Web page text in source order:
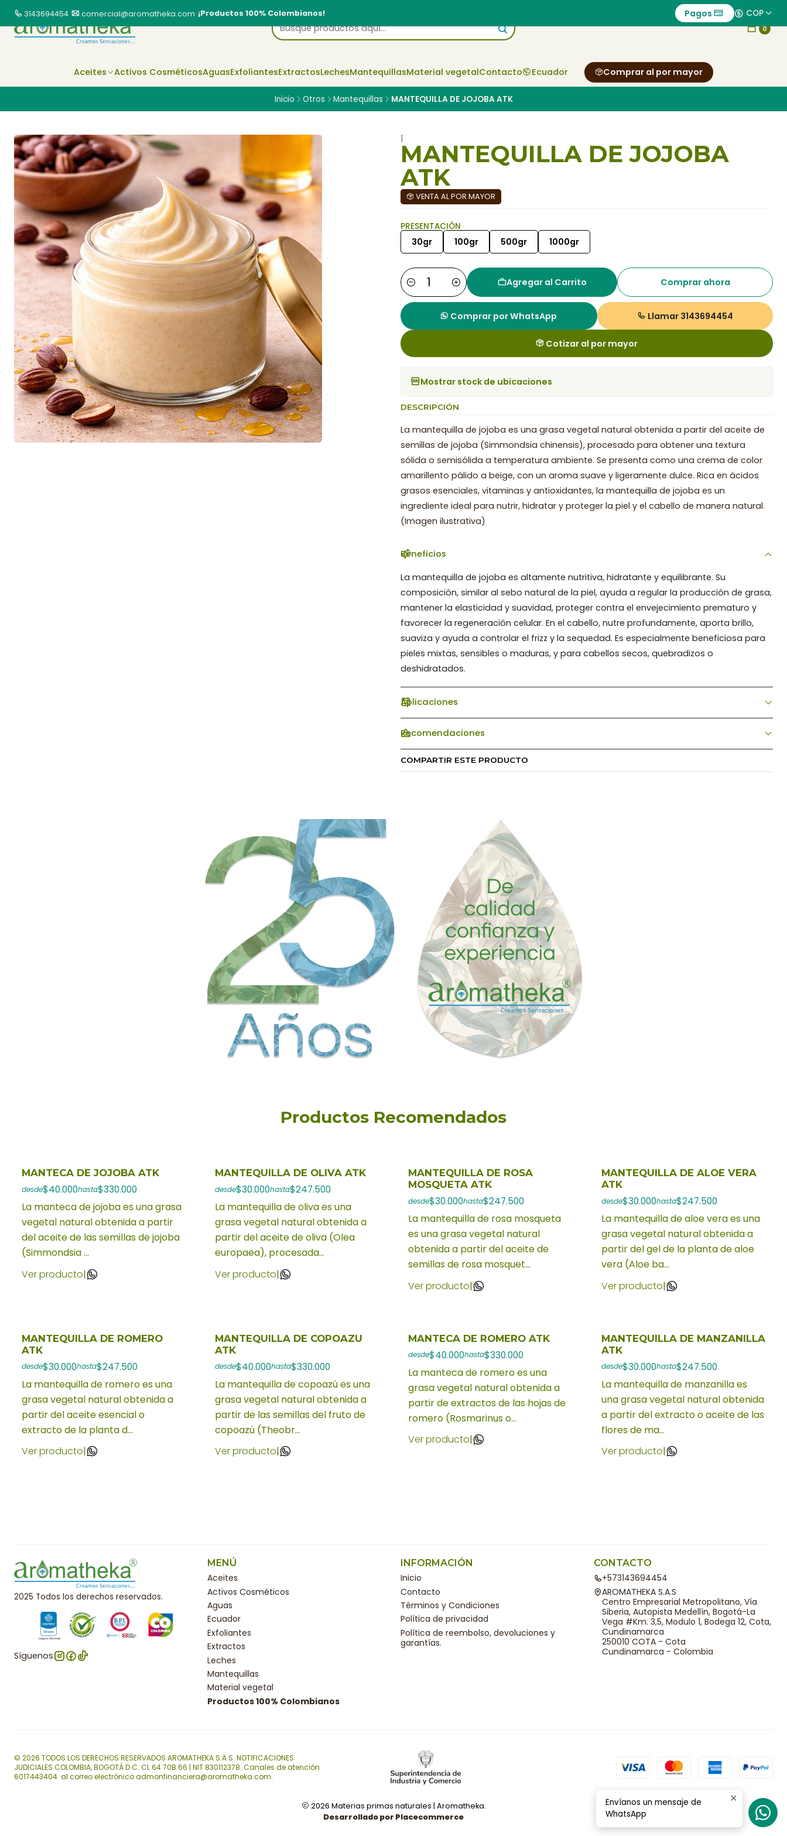
0
Aceites Activos CosméticosAguasExfoliantesExtractosLechesMantequillasMaterial vegetalContacto Ecuador Comprar al por mayor
3143694454 comercial@aromatheka.com ¡Productos 100% Colombianos! Pagos COP
Inicio Otros Mantequillas MANTEQUILLA DE JOJOBA ATK
|
MANTEQUILLA DE JOJOBA
ATK
VENTA AL POR MAYOR
PRESENTACIÓN
30gr 100gr 500gr 1000gr
Cantidad
Agregar al Carrito Comprar ahora
Comprar por WhatsApp Llamar 3143694454
Cotizar al por mayor
Mostrar stock de ubicaciones
DESCRIPCIÓN
La mantequilla de jojoba es una grasa vegetal natural obtenida a partir del aceite de
semillas de jojoba (Simmondsia chinensis), procesado para obtener una textura
sólida o semisólida a temperatura ambiente. Se presenta como una crema de color
amarillento pálido a beige, con un aroma suave y ligeramente dulce. Rica en ácidos
grasos esenciales, vitaminas y antioxidantes, la mantequilla de jojoba es un
ingrediente ideal para nutrir, hidratar y proteger la piel y el cabello de manera natural.
(Imagen ilustrativa)
Beneficios
La mantequilla de jojoba es altamente nutritiva, hidratante y equilibrante. Su
composición, similar al sebo natural de la piel, ayuda a regular la producción de grasa,
mantener la elasticidad y suavidad, proteger contra el envejecimiento prematuro y
favorecer la regeneración celular. En el cabello, nutre profundamente, aporta brillo,
suaviza y ayuda a controlar el frizz y la sequedad. Es especialmente beneficiosa para
pieles mixtas, sensibles o maduras, y para cabellos secos, quebradizos o
deshidratados.
Aplicaciones
Recomendaciones
COMPARTIR ESTE PRODUCTO
Productos Recomendados
MANTECA DE JOJOBA ATK
desde$40.000hasta$330.000
La manteca de jojoba es una grasa
vegetal natural obtenida a partir
del aceite de las semillas de jojoba
(Simmondsia ...
Ver producto|
MANTEQUILLA DE OLIVA ATK
desde$30.000hasta$247.500
La mantequilla de oliva es una
grasa vegetal natural obtenida a
partir del aceite de oliva (Olea
europaea), procesada...
Ver producto|
MANTEQUILLA DE ROSA
MOSQUETA ATK
desde$30.000hasta$247.500
La mantequilla de rosa mosqueta
es una grasa vegetal natural
obtenida a partir del aceite de
semillas de rosa mosquet...
Ver producto|
MANTEQUILLA DE ALOE VERA
ATK
desde$30.000hasta$247.500
La mantequilla de aloe vera es una
grasa vegetal natural obtenida a
partir del gel de la planta de aloe
vera (Aloe ba...
Ver producto|
MANTEQUILLA DE ROMERO
ATK
desde$30.000hasta$247.500
La mantequilla de romero es una
grasa vegetal natural obtenida a
partir del aceite esencial o
extracto de la planta d...
Ver producto|
MANTEQUILLA DE COPOAZU
ATK
desde$40.000hasta$330.000
La mantequilla de copoazú es una
grasa vegetal natural obtenida a
partir de las semillas del fruto de
copoazú (Theobr...
Ver producto|
MANTECA DE ROMERO ATK
desde$40.000hasta$330.000
La manteca de romero es una
grasa vegetal natural obtenida a
partir de extractos de las hojas de
romero (Rosmarinus o...
Ver producto|
MANTEQUILLA DE MANZANILLA
ATK
desde$30.000hasta$247.500
La mantequilla de manzanilla es
una grasa vegetal natural obtenida
a partir del extracto o aceite de las
flores de ma...
Ver producto|
2025 Todos los derechos reservados.
Síguenos
MENÚ
Aceites
Activos Cosméticos
Aguas
Ecuador
Exfoliantes
Extractos
Leches
Mantequillas
Material vegetal
Productos 100% Colombianos
INFORMACIÓN
Inicio
Contacto
Términos y Condiciones
Política de privacidad
Política de reembolso, devoluciones y
garantías.
CONTACTO
+573143694454
AROMATHEKA S.A.S
Centro Empresarial Metropolitano, Vía
Siberia, Autopista Medellín, Bogotá-La
Vega #Km. 3,5, Modulo 1, Bodega 12, Cota,
Cundinamarca
250010 COTA - Cota
Cundinamarca - Colombia
© 2026 TODOS LOS DERECHOS RESERVADOS AROMATHEKA S.A.S. NOTIFICACIONES
JUDICIALES COLOMBIA, BOGOTÁ D.C. CL 64 70B 66 | NIT 830112378. Canales de atención
6017443404 al correo electrónico admonfinanciera@aromatheka.com.
2026 Materias primas naturales | Aromatheka.
Desarrollado por Placecommerce
Envíanos un mensaje de
WhatsApp